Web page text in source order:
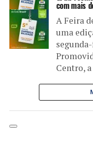
com mais
A Feira
uma
Centro, a